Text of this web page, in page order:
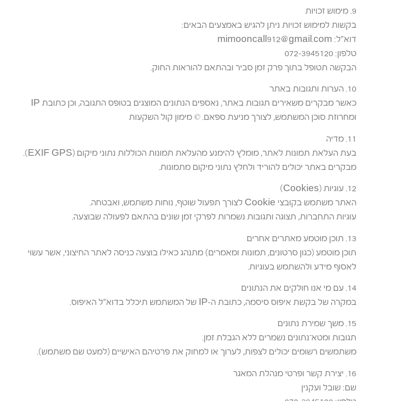
9. מימוש זכויות
בקשות למימוש זכויות ניתן להגיש באמצעים הבאים:
דוא״ל: mimooncall912@gmail.com
טלפון: 072-3945120
הבקשה תטופל בתוך פרק זמן סביר ובהתאם להוראות החוק.
10. הערות ותגובות באתר
כאשר מבקרים משאירים תגובות באתר, נאספים הנתונים המוצגים בטופס התגובה, וכן כתובת IP
ומחרוזת סוכן המשתמש, לצורך מניעת ספאם. © מימון קול השקעות
11. מדיה
בעת העלאת תמונות לאתר, מומלץ להימנע מהעלאת תמונות הכוללות נתוני מיקום (EXIF GPS).
מבקרים באתר יכולים להוריד ולחלץ נתוני מיקום מתמונות.
12. עוגיות (Cookies)
האתר משתמש בקובצי Cookie לצורך תפעול שוטף, נוחות משתמש, ואבטחה.
עוגיות התחברות, תצוגה ותגובות נשמרות לפרקי זמן שונים בהתאם לפעולה שבוצעה.
13. תוכן מוטמע מאתרים אחרים
תוכן מוטמע (כגון סרטונים, תמונות ומאמרים) מתנהג כאילו בוצעה כניסה לאתר החיצוני, אשר עשוי
לאסוף מידע ולהשתמש בעוגיות.
14. עם מי אנו חולקים את הנתונים
במקרה של בקשת איפוס סיסמה, כתובת ה-IP של המשתמש תיכלל בדוא״ל האיפוס.
15. משך שמירת נתונים
תגובות ומטא־נתונים נשמרים ללא הגבלת זמן.
משתמשים רשומים יכולים לצפות, לערוך או למחוק את פרטיהם האישיים (למעט שם משתמש).
16. יצירת קשר ופרטי מנהלת המאגר
שם: שובל ועקנין